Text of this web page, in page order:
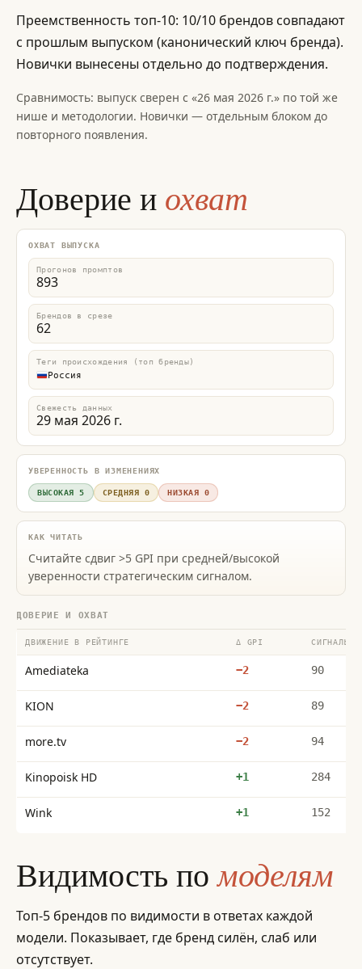
Преемственность топ-10: 10/10 брендов совпадают
с прошлым выпуском (канонический ключ бренда).
Новички вынесены отдельно до подтверждения.
Сравнимость: выпуск сверен с «26 мая 2026 г.» по той же
нише и методологии. Новички — отдельным блоком до
повторного появления.
Доверие и охват
ОХВАТ ВЫПУСКА
Прогонов промптов
893
Брендов в срезе
62
Теги происхождения (топ бренды)
Россия
Свежесть данных
29 мая 2026 г.
УВЕРЕННОСТЬ В ИЗМЕНЕНИЯХ
ВЫСОКАЯ 5 СРЕДНЯЯ 0 НИЗКАЯ 0
КАК ЧИТАТЬ
Считайте сдвиг >5 GPI при средней/высокой
уверенности стратегическим сигналом.
ДОВЕРИЕ И ОХВАТ
ДВИЖЕНИЕ В РЕЙТИНГЕ Δ GPI СИГНАЛЫ
Amediateka −2 90
KION −2 89
more.tv −2 94
Kinopoisk HD +1 284
Wink +1 152
Видимость помоделям
Топ-5 брендов по видимости в ответах каждой
модели. Показывает, где бренд силён, слаб или
отсутствует.